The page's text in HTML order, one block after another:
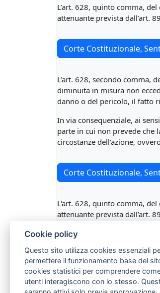
L’art. 628, quinto comma,
attenuante prevista dall’art.
Corte Costituzionale,
L’art. 628, secondo comma,
diminuita in misura non
danno o del pericolo, il fatto
In via consequenziale, ai
parte in cui non prevede che
circostanze dell’azione,
Corte Costituzionale,
L'art. 628, quinto comma,
attenuante prevista dall’art.
Corte Costituzionale,
Ènon fondata, in
ritenere prevalente o
Cookie policy
Questo sito utilizza cookies essenziali
permettere il funzionamento base del
cookies statistici per comprendere
utenti interagiscono con lo stesso.